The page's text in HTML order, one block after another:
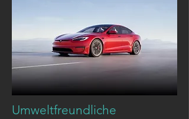
Umweltfreundliche